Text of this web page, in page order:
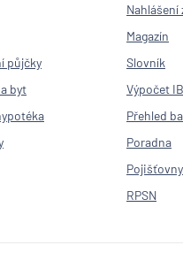
půjčky
byt
Nahlášení
Magazín
Slovník
Výpočet
Přehled
Poradna
Pojišťovny
RPSN